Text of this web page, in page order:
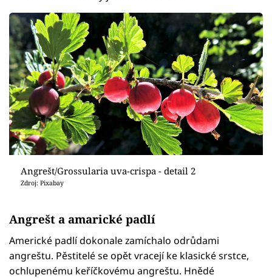
Angrešt/Grossularia uva-crispa - detail 2
Zdroj: Pixabay
Angrešt a amarické padlí
Americké padlí dokonale zamíchalo odrůdami
angreštu. Pěstitelé se opět vracejí ke klasické srstce,
ochlupenému keříčkovému angreštu. Hnědé